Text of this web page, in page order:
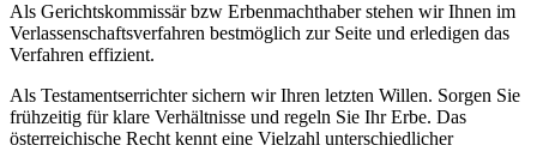
Als Gerichtskommissär bzw Erbenmachthaber stehen wir Ihnen im
Verlassenschaftsverfahren bestmöglich zur Seite und erledigen das
Verfahren effizient.
Als Testamentserrichter sichern wir Ihren letzten Willen. Sorgen Sie
frühzeitig für klare Verhältnisse und regeln Sie Ihr Erbe. Das
österreichische Recht kennt eine Vielzahl unterschiedlicher